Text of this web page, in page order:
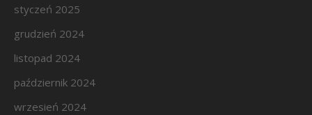
styczeń 2025
grudzień 2024
listopad 2024
październik 2024
wrzesień 2024